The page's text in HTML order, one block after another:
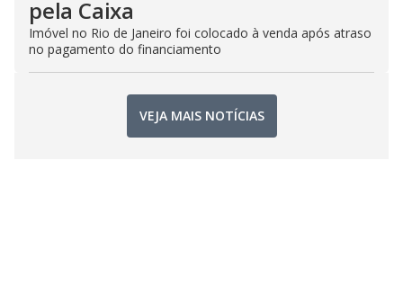
pela Caixa
Imóvel no Rio de Janeiro foi colocado à venda após atraso
no pagamento do financiamento
VEJA MAIS NOTÍCIAS